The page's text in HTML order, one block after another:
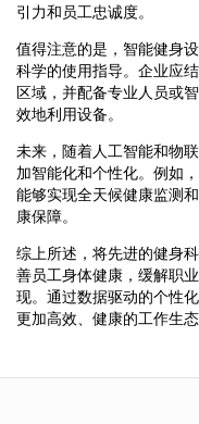
引力和员工忠诚度。
值得注意的是，智能健身
科学的使用指导。企业应
区域，并配备专业人员或
效地利用设备。
未来，随着人工智能和物
加智能化和个性化。例如
能够实现全天候健康监测
康保障。
综上所述，将先进的健身
善员工身体健康，缓解职
现。通过数据驱动的个性
更加高效、健康的工作生态